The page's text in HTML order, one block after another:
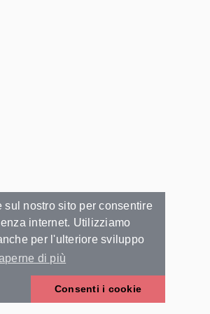
nostro sito per consentire
internet. Utilizziamo
per l'ulteriore sviluppo
di più
Consenti i cookie